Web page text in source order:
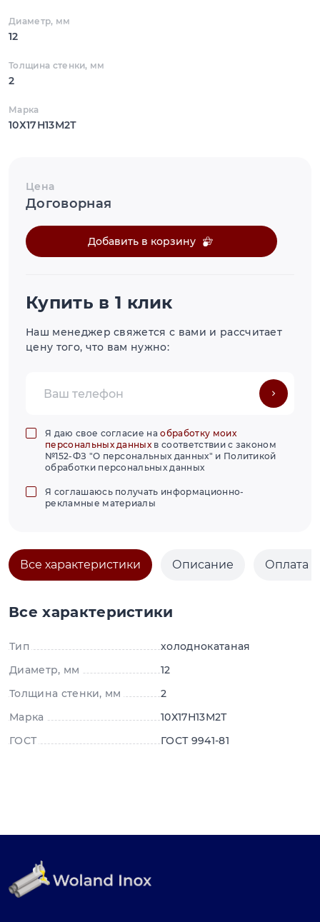
Диаметр, мм
12
Толщина стенки, мм
2
Марка
10Х17Н13М2Т
Цена
Договорная
Добавить в корзину
Купить в 1 клик
Наш менеджер свяжется с вами и рассчитает
цену того, что вам нужно:
Я даю свое согласие наобработку моих
персональных данныхв соответствии с законом
№152-ФЗ "О персональных данных" и Политикой
обработки персональных данных
Я соглашаюсь получать информационно-
рекламные материалы
Все характеристики Описание Оплата
Все характеристики
Тип
холоднокатаная
Диаметр, мм
12
Толщина стенки, мм
2
Марка
10Х17Н13М2Т
ГОСТ
ГОСТ 9941-81